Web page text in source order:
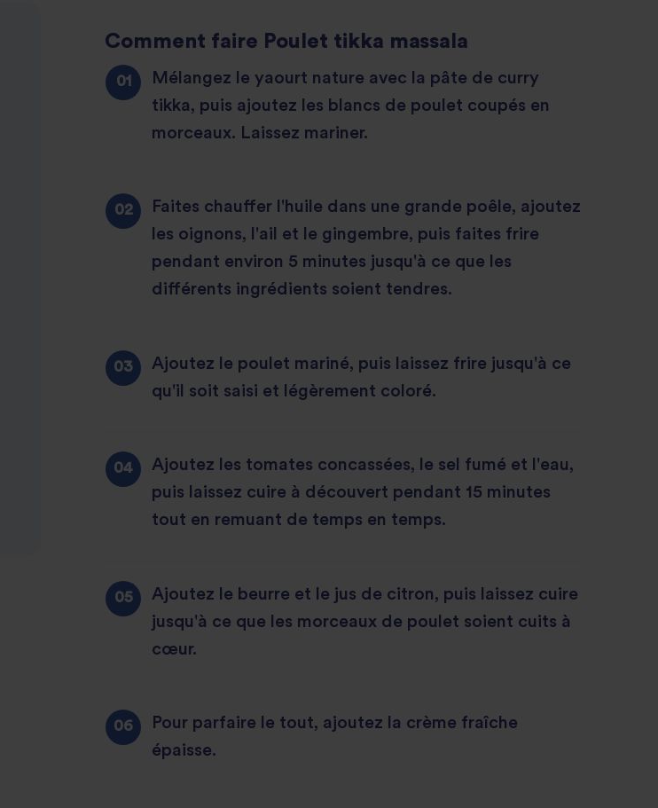
Comment faire Poulet tikka massala
Mélangez le yaourt nature avec la pâte de curry
tikka, puis ajoutez les blancs de poulet coupés en
morceaux. Laissez mariner.
Faites chauffer l'huile dans une grande poêle, ajoutez
les oignons, l'ail et le gingembre, puis faites frire
pendant environ 5 minutes jusqu'à ce que les
différents ingrédients soient tendres.
Ajoutez le poulet mariné, puis laissez frire jusqu'à ce
qu'il soit saisi et légèrement coloré.
Ajoutez les tomates concassées, le sel fumé et l'eau,
puis laissez cuire à découvert pendant 15 minutes
tout en remuant de temps en temps.
Ajoutez le beurre et le jus de citron, puis laissez cuire
jusqu'à ce que les morceaux de poulet soient cuits à
cœur.
Pour parfaire le tout, ajoutez la crème fraîche
épaisse.